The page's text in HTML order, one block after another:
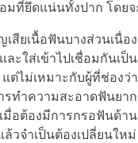
มที่ยึดแน่นทั้งปาก โดยจ
สียเนื้อฟันบางส่วนเนื่
ละใส่เข้าไปเชื่อมกัน
ต่ไม่เหมาะกับผู้ที่ช่อง
รทำความสะอาดฟันย
มื่อต้องมีการกรอฟันด้า
วจำเป็นต้องเปลี่ยนใ